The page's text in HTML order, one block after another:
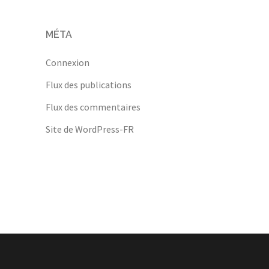
MÉTA
Connexion
Flux des publications
Flux des commentaires
Site de WordPress-FR